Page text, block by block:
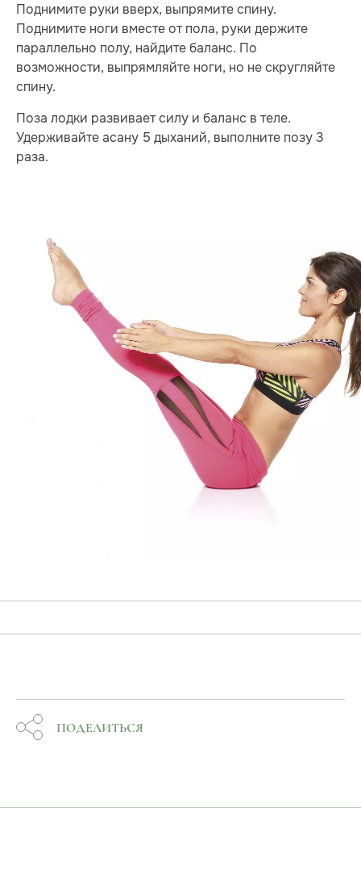
Поднимите руки вверх, выпрямите спину.
Поднимите ноги вместе от пола, руки держите
параллельно полу, найдите баланс. По
возможности, выпрямляйте ноги, но не скругляйте
спину.
Поза лодки развивает силу и баланс в теле.
Удерживайте асану 5 дыханий, выполните позу 3
раза.
ПОДЕЛИТЬСЯ